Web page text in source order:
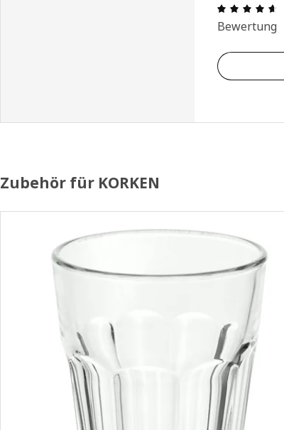
Bewertung
Zubehör für KORKEN